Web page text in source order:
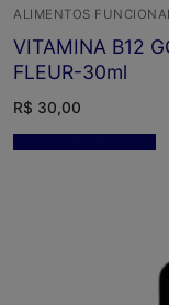
ALIMENTOS
VITAMINA B12
FLEUR-30ml
R$ 30,00